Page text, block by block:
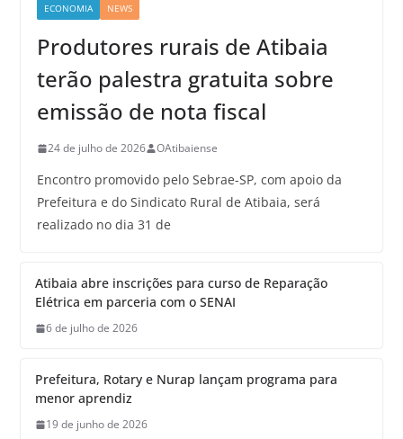
ECONOMIA NEWS
Produtores rurais de Atibaia
terão palestra gratuita sobre
emissão de nota fiscal
24 de julho de 2026 OAtibaiense
Encontro promovido pelo Sebrae-SP, com apoio da
Prefeitura e do Sindicato Rural de Atibaia, será
realizado no dia 31 de
Atibaia abre inscrições para curso de Reparação
Elétrica em parceria com o SENAI
6 de julho de 2026
Prefeitura, Rotary e Nurap lançam programa para
menor aprendiz
19 de junho de 2026